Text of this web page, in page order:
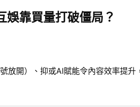
娛靠買量打破僵局？
放開）、抑或AI賦能令內容效率提